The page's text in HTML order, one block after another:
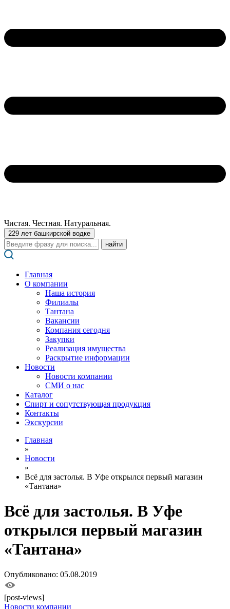
Чистая. Честная. Натуральная.
229 лет башкирской водке
Поиск:
Главная
О компании
Наша история
Филиалы
Тантана
Вакансии
Компания сегодня
Закупки
Реализация имущества
Раскрытие информации
Новости
Новости компании
СМИ о нас
Каталог
Спирт и сопутствующая продукция
Контакты
Экскурсии
Главная
»
Новости
»
Всё для застолья. В Уфе открылся первый магазин
«Тантана»
Всё для застолья. В Уфе
открылся первый магазин
«Тантана»
Опубликовано: 05.08.2019
[post-views]
Новости компании